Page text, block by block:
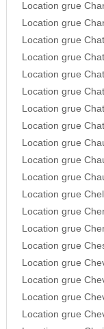
Location grue
Location grue
Location grue
Location grue
Location grue
Location grue
Location grue
Location grue
Location grue
Location grue
Location grue
Location grue
Location grue
Location grue
Location grue
Location grue
Location grue
Location grue
Location grue